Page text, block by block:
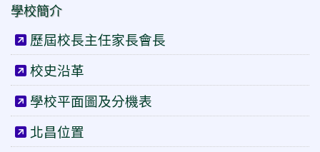
學校簡介
歷屆校長主任家長會長
校史沿革
學校平面圖及分機表
北昌位置